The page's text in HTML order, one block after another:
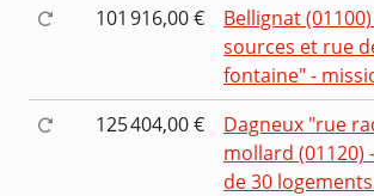
101 916,00 €
Bellignat
sources et rue
fontaine" -
125 404,00 €
Dagneux "rue
mollard
de 30